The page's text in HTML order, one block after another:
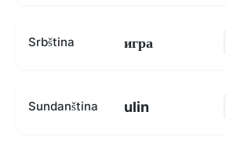
Srbština игра
Sundanština ulin